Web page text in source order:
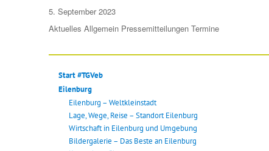
Veröffentlicht
am
5. September 2023
Aktuelles Allgemein Pressemitteilungen Termine
Start #TGVeb
Eilenburg
Eilenburg – Weltkleinstadt
Lage, Wege, Reise – Standort Eilenburg
Wirtschaft in Eilenburg und Umgebung
Bildergalerie – Das Beste an Eilenburg